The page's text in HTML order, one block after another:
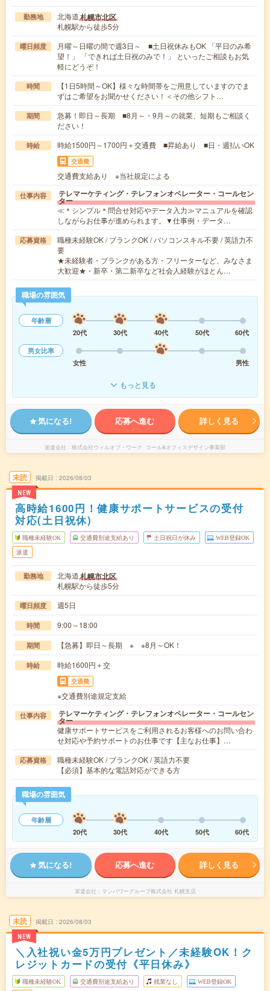
勤務地 北海道札幌市北区
札幌駅から徒歩5分
曜日頻度
月曜～日曜の間で週3日～ ■土日祝休みもOK 「平日のみ希
望！」 「できれば土日祝のみで！」 といったご相談もお気
軽にどうぞ！
時間
【1日5時間～OK】様々な時間帯をご用意していますのでま
ずはご希望をお聞かせください！＜その他シフト…
期間
急募！即日～長期 ■8月～・9月～の就業、短期もご相談く
ださい！
時給 時給1500円～1700円＋交通費 ■昇給あり ■日・週払いOK
交通費
交通費支給あり ※当社規定による
仕事内容 テレマーケティング・テレフォンオペレーター・コールセン
ター
≪＊シンプル＊問合せ対応やデータ入力≫マニュアルを確認
しながらお仕事が進められます。▼仕事例・データ…
応募資格
職種未経験OK / ブランクOK / パソコンスキル不要 / 英語力不
要
★未経験者・ブランクがある方・フリーターなど、みなさま
大歓迎★・新卒・第二新卒など社会人経験がほとん…
職場の雰囲気
年齢層
20代
30代 40代 50代
60代
男女比率
女性
男性
もっと見る
気になる! 応募へ進む 詳しく見る
派遣会社 株式会社ウィルオブ・ワーク コール&オフィスデザイン事業部
未読
NEW
掲載日 2026/08/03
高時給1600円！健康サポートサービスの受付
対応(土日祝休)
職種未経験OK 交通費別途支給あり 土日祝日が休み WEB登録OK
派遣
勤務地 北海道札幌市北区
札幌駅から徒歩5分
曜日頻度 週5日
時間 9:00～18:00
期間 【急募】即日～長期 ※ ※8月～OK！
時給 時給1600円＋交
交通費
※交通費別途規定支給
仕事内容 テレマーケティング・テレフォンオペレーター・コールセン
ター
健康サポートサービスをご利用されるお客様へのお問い合わ
せ対応や予約サポートのお仕事です【主なお仕事】…
応募資格
職種未経験OK / ブランクOK / 英語力不要
【必須】基本的な電話対応ができる方
職場の雰囲気
年齢層
20代
30代 40代 50代 60代
気になる! 応募へ進む 詳しく見る
派遣会社 マンパワーグループ株式会社 札幌支店
未読
NEW
掲載日 2026/08/03
＼入社祝い金5万円プレゼント／未経験OK！ク
レジットカードの受付《平日休み》
職種未経験OK 交通費別途支給あり 残業なし WEB登録OK